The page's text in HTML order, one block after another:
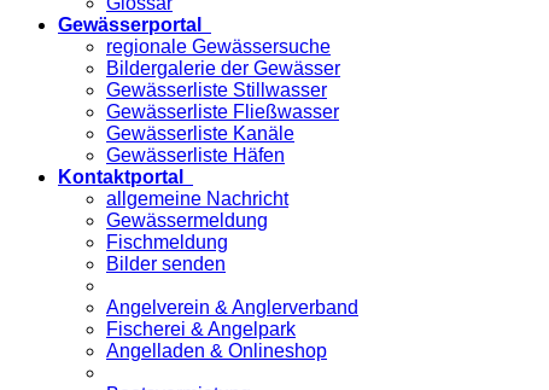
Gewässerportal
regionale Gewässersuche
Bildergalerie der Gewässer
Gewässerliste Stillwasser
Gewässerliste Fließwasser
Gewässerliste Kanäle
Gewässerliste Häfen
Kontaktportal
allgemeine Nachricht
Gewässermeldung
Fischmeldung
Bilder senden
Angelverein & Anglerverband
Fischerei & Angelpark
Angelladen & Onlineshop